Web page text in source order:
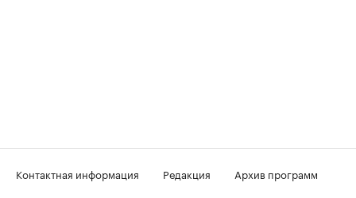
Контактная информация Редакция
Архив программ